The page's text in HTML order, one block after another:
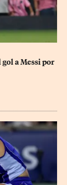
a Messi por